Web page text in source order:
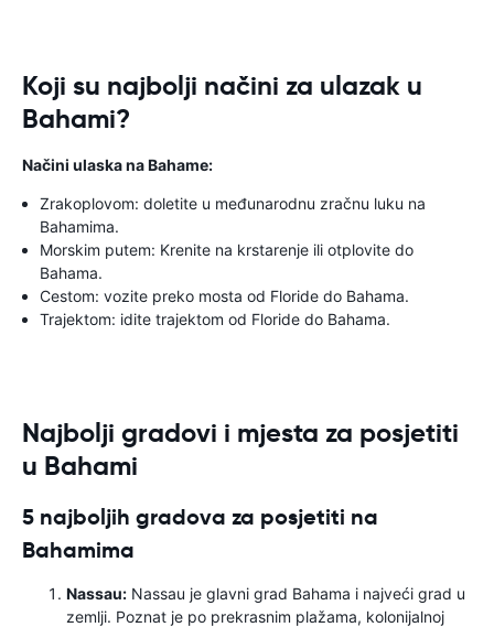
Koji su najbolji načini za ulazak u
Bahami?
Načini ulaska na Bahame:
Zrakoplovom: doletite u međunarodnu zračnu luku na
Bahamima.
Morskim putem: Krenite na krstarenje ili otplovite do
Bahama.
Cestom: vozite preko mosta od Floride do Bahama.
Trajektom: idite trajektom od Floride do Bahama.
Najbolji gradovi i mjesta za posjetiti
u Bahami
5 najboljih gradova za posjetiti na
Bahamima
Nassau: Nassau je glavni grad Bahama i najveći grad u
zemlji. Poznat je po prekrasnim plažama, kolonijalnoj